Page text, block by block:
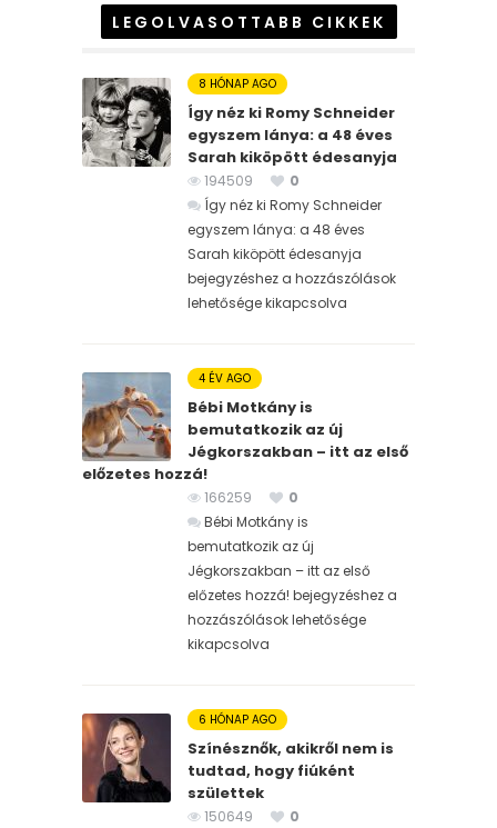
LEGOLVASOTTABB CIKKEK
8 HÓNAP AGO
Így néz ki Romy Schneider
egyszem lánya: a 48 éves
Sarah kiköpött édesanyja
194509
0
Így néz ki Romy Schneider
egyszem lánya: a 48 éves
Sarah kiköpött édesanyja
bejegyzéshez a hozzászólások
lehetősége kikapcsolva
4 ÉV AGO
Bébi Motkány is
bemutatkozik az új
Jégkorszakban – itt az első
előzetes hozzá!
166259
0
Bébi Motkány is
bemutatkozik az új
Jégkorszakban – itt az első
előzetes hozzá! bejegyzéshez a
hozzászólások lehetősége
kikapcsolva
6 HÓNAP AGO
Színésznők, akikről nem is
tudtad, hogy fiúként
születtek
150649
0